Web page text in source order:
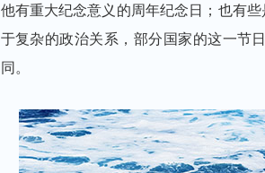
他有重大纪念意义的周年纪念日；也有
于复杂的政治关系，部分国家的这一节
同。